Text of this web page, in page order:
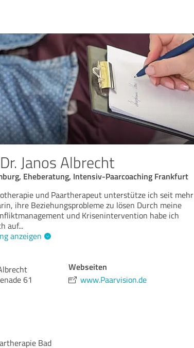
Janos Albrecht
Eheberatung, Intensiv-Paarcoaching Frankfurt
und Paartherapeut unterstütze ich seit mehr
ihre Beziehungsprobleme zu lösen Durch meine
und Krisenintervention habe ich
auf...
anzeigen
61
Bad
Webseiten
www.Paarvision.de